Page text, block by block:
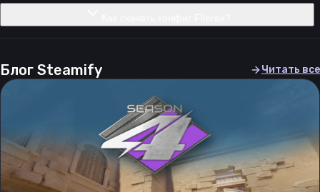
Блог Steamify Читать все